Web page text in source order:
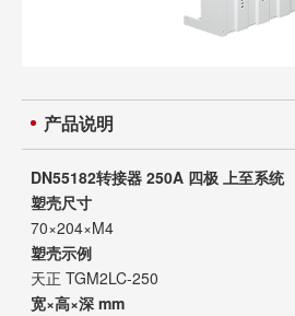
产品说明
DN55182转接器 250A 四极 上至系统
塑壳尺寸
70×204×M4
塑壳示例
天正 TGM2LC-250
宽×高×深 mm